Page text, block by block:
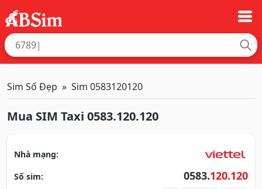
Sim Số Đẹp Sim 0583120120
Mua SIM Taxi 0583.120.120
Nhà mạng:
Số sim:
0583.120.120